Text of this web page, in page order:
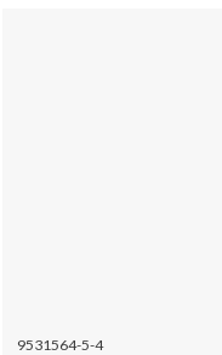
9531564-5-4